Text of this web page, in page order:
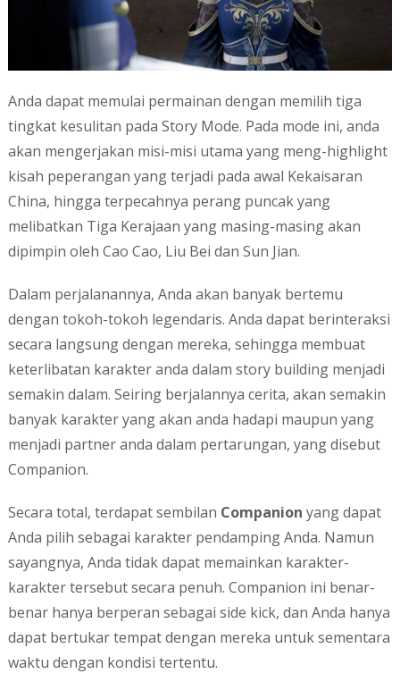
Anda dapat memulai permainan dengan memilih tiga
tingkat kesulitan pada Story Mode. Pada mode ini, anda
akan mengerjakan misi-misi utama yang meng-highlight
kisah peperangan yang terjadi pada awal Kekaisaran
China, hingga terpecahnya perang puncak yang
melibatkan Tiga Kerajaan yang masing-masing akan
dipimpin oleh Cao Cao, Liu Bei dan Sun Jian.
Dalam perjalanannya, Anda akan banyak bertemu
dengan tokoh-tokoh legendaris. Anda dapat berinteraksi
secara langsung dengan mereka, sehingga membuat
keterlibatan karakter anda dalam story building menjadi
semakin dalam. Seiring berjalannya cerita, akan semakin
banyak karakter yang akan anda hadapi maupun yang
menjadi partner anda dalam pertarungan, yang disebut
Companion.
Secara total, terdapat sembilan Companion yang dapat
Anda pilih sebagai karakter pendamping Anda. Namun
sayangnya, Anda tidak dapat memainkan karakter-
karakter tersebut secara penuh. Companion ini benar-
benar hanya berperan sebagai side kick, dan Anda hanya
dapat bertukar tempat dengan mereka untuk sementara
waktu dengan kondisi tertentu.